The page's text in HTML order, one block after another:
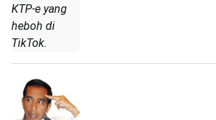
KTP-e yang
heboh di
TikTok.